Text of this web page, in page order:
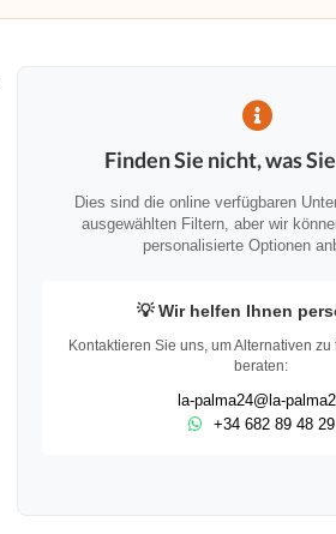
Finden Sie nicht, was
Dies sind die online verfügbaren
ausgewählten Filtern, aber wir
personalisierte Optionen
💡 Wir helfen Ihnen
Kontaktieren Sie uns, um Alternativen
beraten:
la-palma24@la-
+34 682 89 48 29